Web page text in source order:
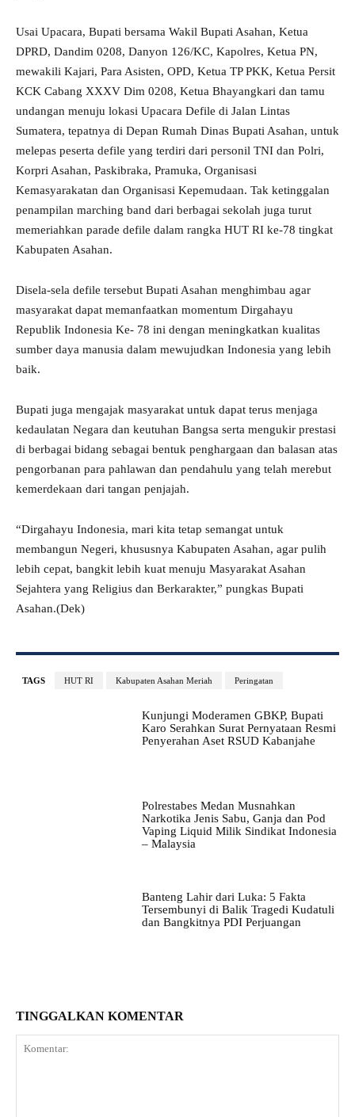
Usai Upacara, Bupati bersama Wakil Bupati Asahan, Ketua
DPRD, Dandim 0208, Danyon 126/KC, Kapolres, Ketua PN,
mewakili Kajari, Para Asisten, OPD, Ketua TP PKK, Ketua Persit
KCK Cabang XXXV Dim 0208, Ketua Bhayangkari dan tamu
undangan menuju lokasi Upacara Defile di Jalan Lintas
Sumatera, tepatnya di Depan Rumah Dinas Bupati Asahan, untuk
melepas peserta defile yang terdiri dari personil TNI dan Polri,
Korpri Asahan, Paskibraka, Pramuka, Organisasi
Kemasyarakatan dan Organisasi Kepemudaan. Tak ketinggalan
penampilan marching band dari berbagai sekolah juga turut
memeriahkan parade defile dalam rangka HUT RI ke-78 tingkat
Kabupaten Asahan.
Disela-sela defile tersebut Bupati Asahan menghimbau agar
masyarakat dapat memanfaatkan momentum Dirgahayu
Republik Indonesia Ke- 78 ini dengan meningkatkan kualitas
sumber daya manusia dalam mewujudkan Indonesia yang lebih
baik.
Bupati juga mengajak masyarakat untuk dapat terus menjaga
kedaulatan Negara dan keutuhan Bangsa serta mengukir prestasi
di berbagai bidang sebagai bentuk penghargaan dan balasan atas
pengorbanan para pahlawan dan pendahulu yang telah merebut
kemerdekaan dari tangan penjajah.
“Dirgahayu Indonesia, mari kita tetap semangat untuk
membangun Negeri, khususnya Kabupaten Asahan, agar pulih
lebih cepat, bangkit lebih kuat menuju Masyarakat Asahan
Sejahtera yang Religius dan Berkarakter,” pungkas Bupati
Asahan.(Dek)
TAGS HUT RI Kabupaten Asahan Meriah Peringatan
Kunjungi Moderamen GBKP, Bupati
Karo Serahkan Surat Pernyataan Resmi
Penyerahan Aset RSUD Kabanjahe
Polrestabes Medan Musnahkan
Narkotika Jenis Sabu, Ganja dan Pod
Vaping Liquid Milik Sindikat Indonesia
– Malaysia
Banteng Lahir dari Luka: 5 Fakta
Tersembunyi di Balik Tragedi Kudatuli
dan Bangkitnya PDI Perjuangan
TINGGALKAN KOMENTAR